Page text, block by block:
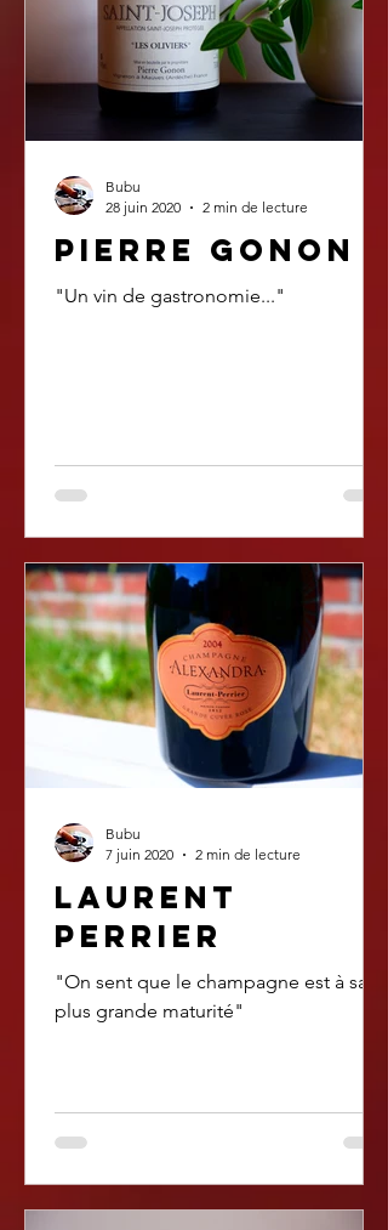
Pierre Gonon
"Un vin de gastronomie..."
Bubu
28 juin 2020
2 min de lecture
Laurent
perrier
"On sent que le champagne est à sa
plus grande maturité"
Bubu
7 juin 2020
2 min de lecture